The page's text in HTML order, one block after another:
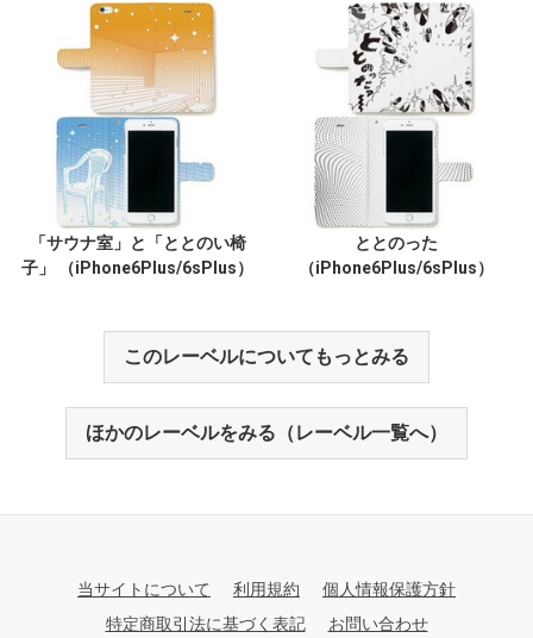
「サウナ室」と「ととのい椅
子」 （iPhone6Plus/6sPlus）
ととのった
（iPhone6Plus/6sPlus）
このレーベルについてもっとみる
ほかのレーベルをみる（レーベル一覧へ）
当サイトについて 利用規約
個人情報保護方針
特定商取引法に基づく表記
お問い合わせ